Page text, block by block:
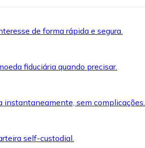
de forma rápida e segura.
fiduciária quando precisar.
instantaneamente, sem complicações.
self-custodial.